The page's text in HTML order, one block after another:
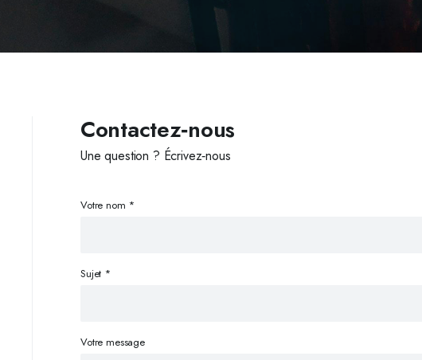
Contactez‑nous
Une question ? Écrivez‑nous
Votre nom *
Sujet *
Votre message